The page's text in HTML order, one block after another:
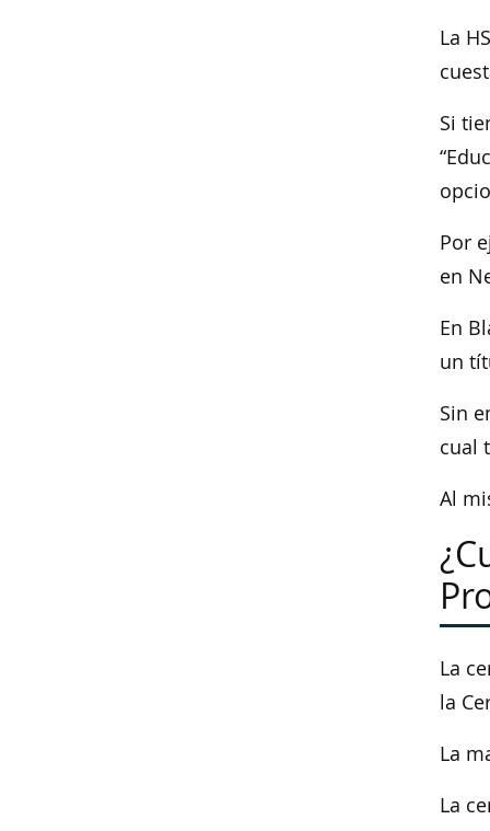
La
Si
Por
en
En
un
Sin
cual
Al
La
la
La
La